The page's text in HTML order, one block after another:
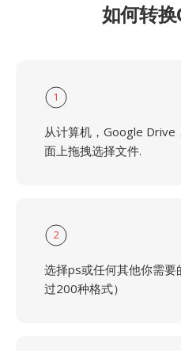
如何转换
1
从计算机，Google
面上拖拽选择文件.
2
选择ps或任何其他你需要
过200种格式）